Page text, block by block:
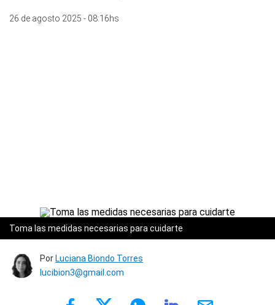
26 de agosto 2025 - 08:16hs
Toma las medidas necesarias para cuidarte
Por Luciana Biondo Torres
lucibion3@gmail.com